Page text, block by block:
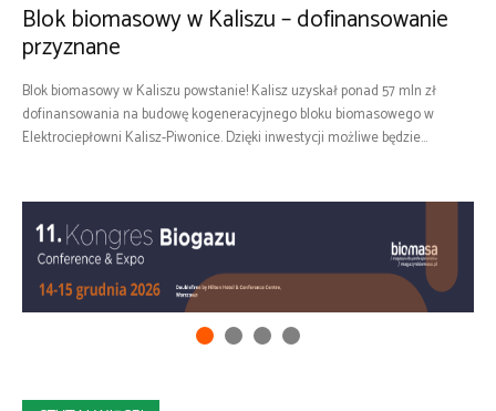
Blok biomasowy w Kaliszu – dofinansowanie
przyznane
Blok biomasowy w Kaliszu powstanie! Kalisz uzyskał ponad 57 mln zł
dofinansowania na budowę kogeneracyjnego bloku biomasowego w
Elektrociepłowni Kalisz-Piwonice. Dzięki inwestycji możliwe będzie...